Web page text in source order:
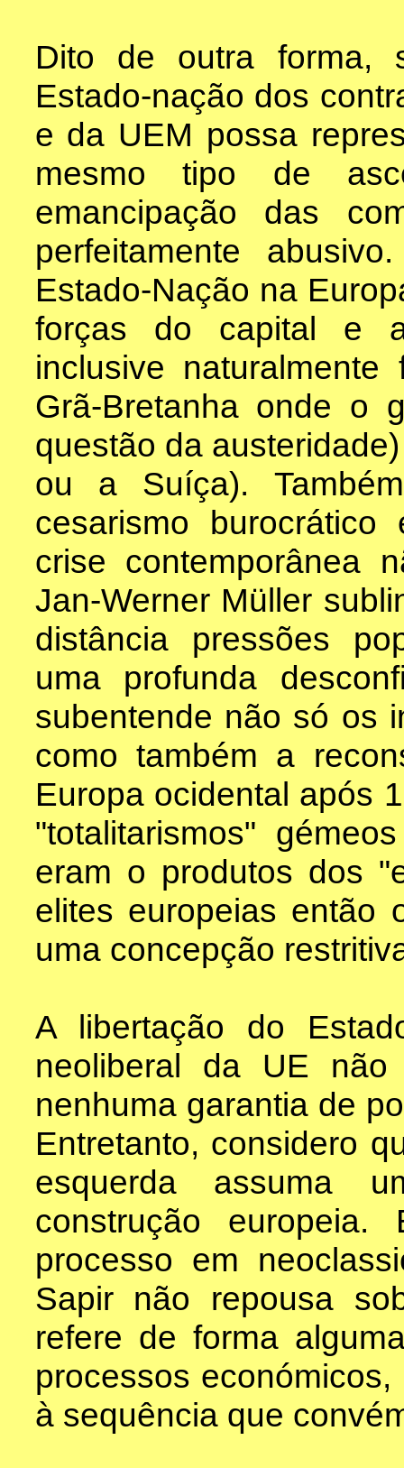
Dito de outra forma,
Estado-nação dos
e da UEM possa
mesmo tipo de
emancipação das
perfeitamente
Estado-Nação na
forças do capital e
inclusive
Grã-Bretanha onde o
questão da
ou a Suíça).
cesarismo
crise contemporânea
Jan-Werner Müller
distância pressões
uma profunda
subentende não só os
como também a
Europa ocidental após
"totalitarismos"
eram o produtos dos
elites europeias então
uma concepção
A libertação do
neoliberal da UE
nenhuma garantia de
Entretanto, considero
esquerda assuma
construção
processo em
Sapir não repousa
refere de forma
processos
à sequência que